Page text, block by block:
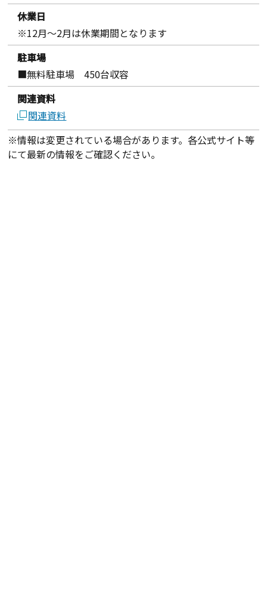
休業日
※12月～2月は休業期間となります
駐車場
■無料駐車場 450台収容
関連資料
関連資料
※情報は変更されている場合があります。各公式サイト等
にて最新の情報をご確認ください。